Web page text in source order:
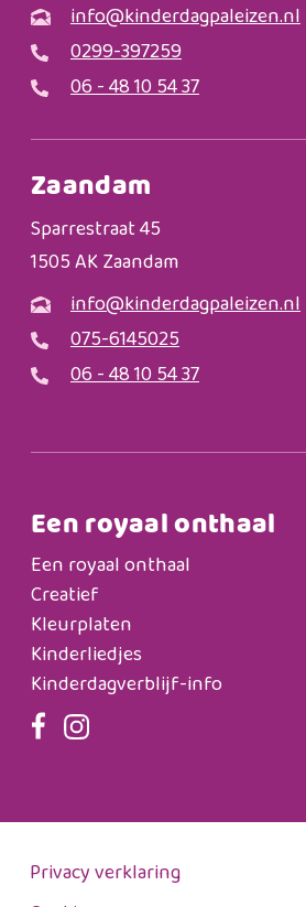
info@kinderdagpaleizen.nl
0299-397259
06 - 48 10 54 37
Zaandam
Sparrestraat 45
1505 AK Zaandam
info@kinderdagpaleizen.nl
075-6145025
06 - 48 10 54 37
Een royaal onthaal
Een royaal onthaal
Creatief
Kleurplaten
Kinderliedjes
Kinderdagverblijf-info
Privacy verklaring